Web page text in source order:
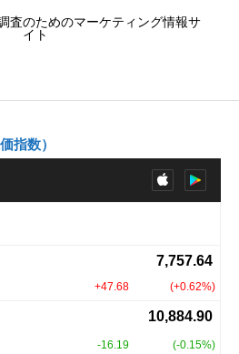
査のためのマーケティング情報サ
イト
指数）